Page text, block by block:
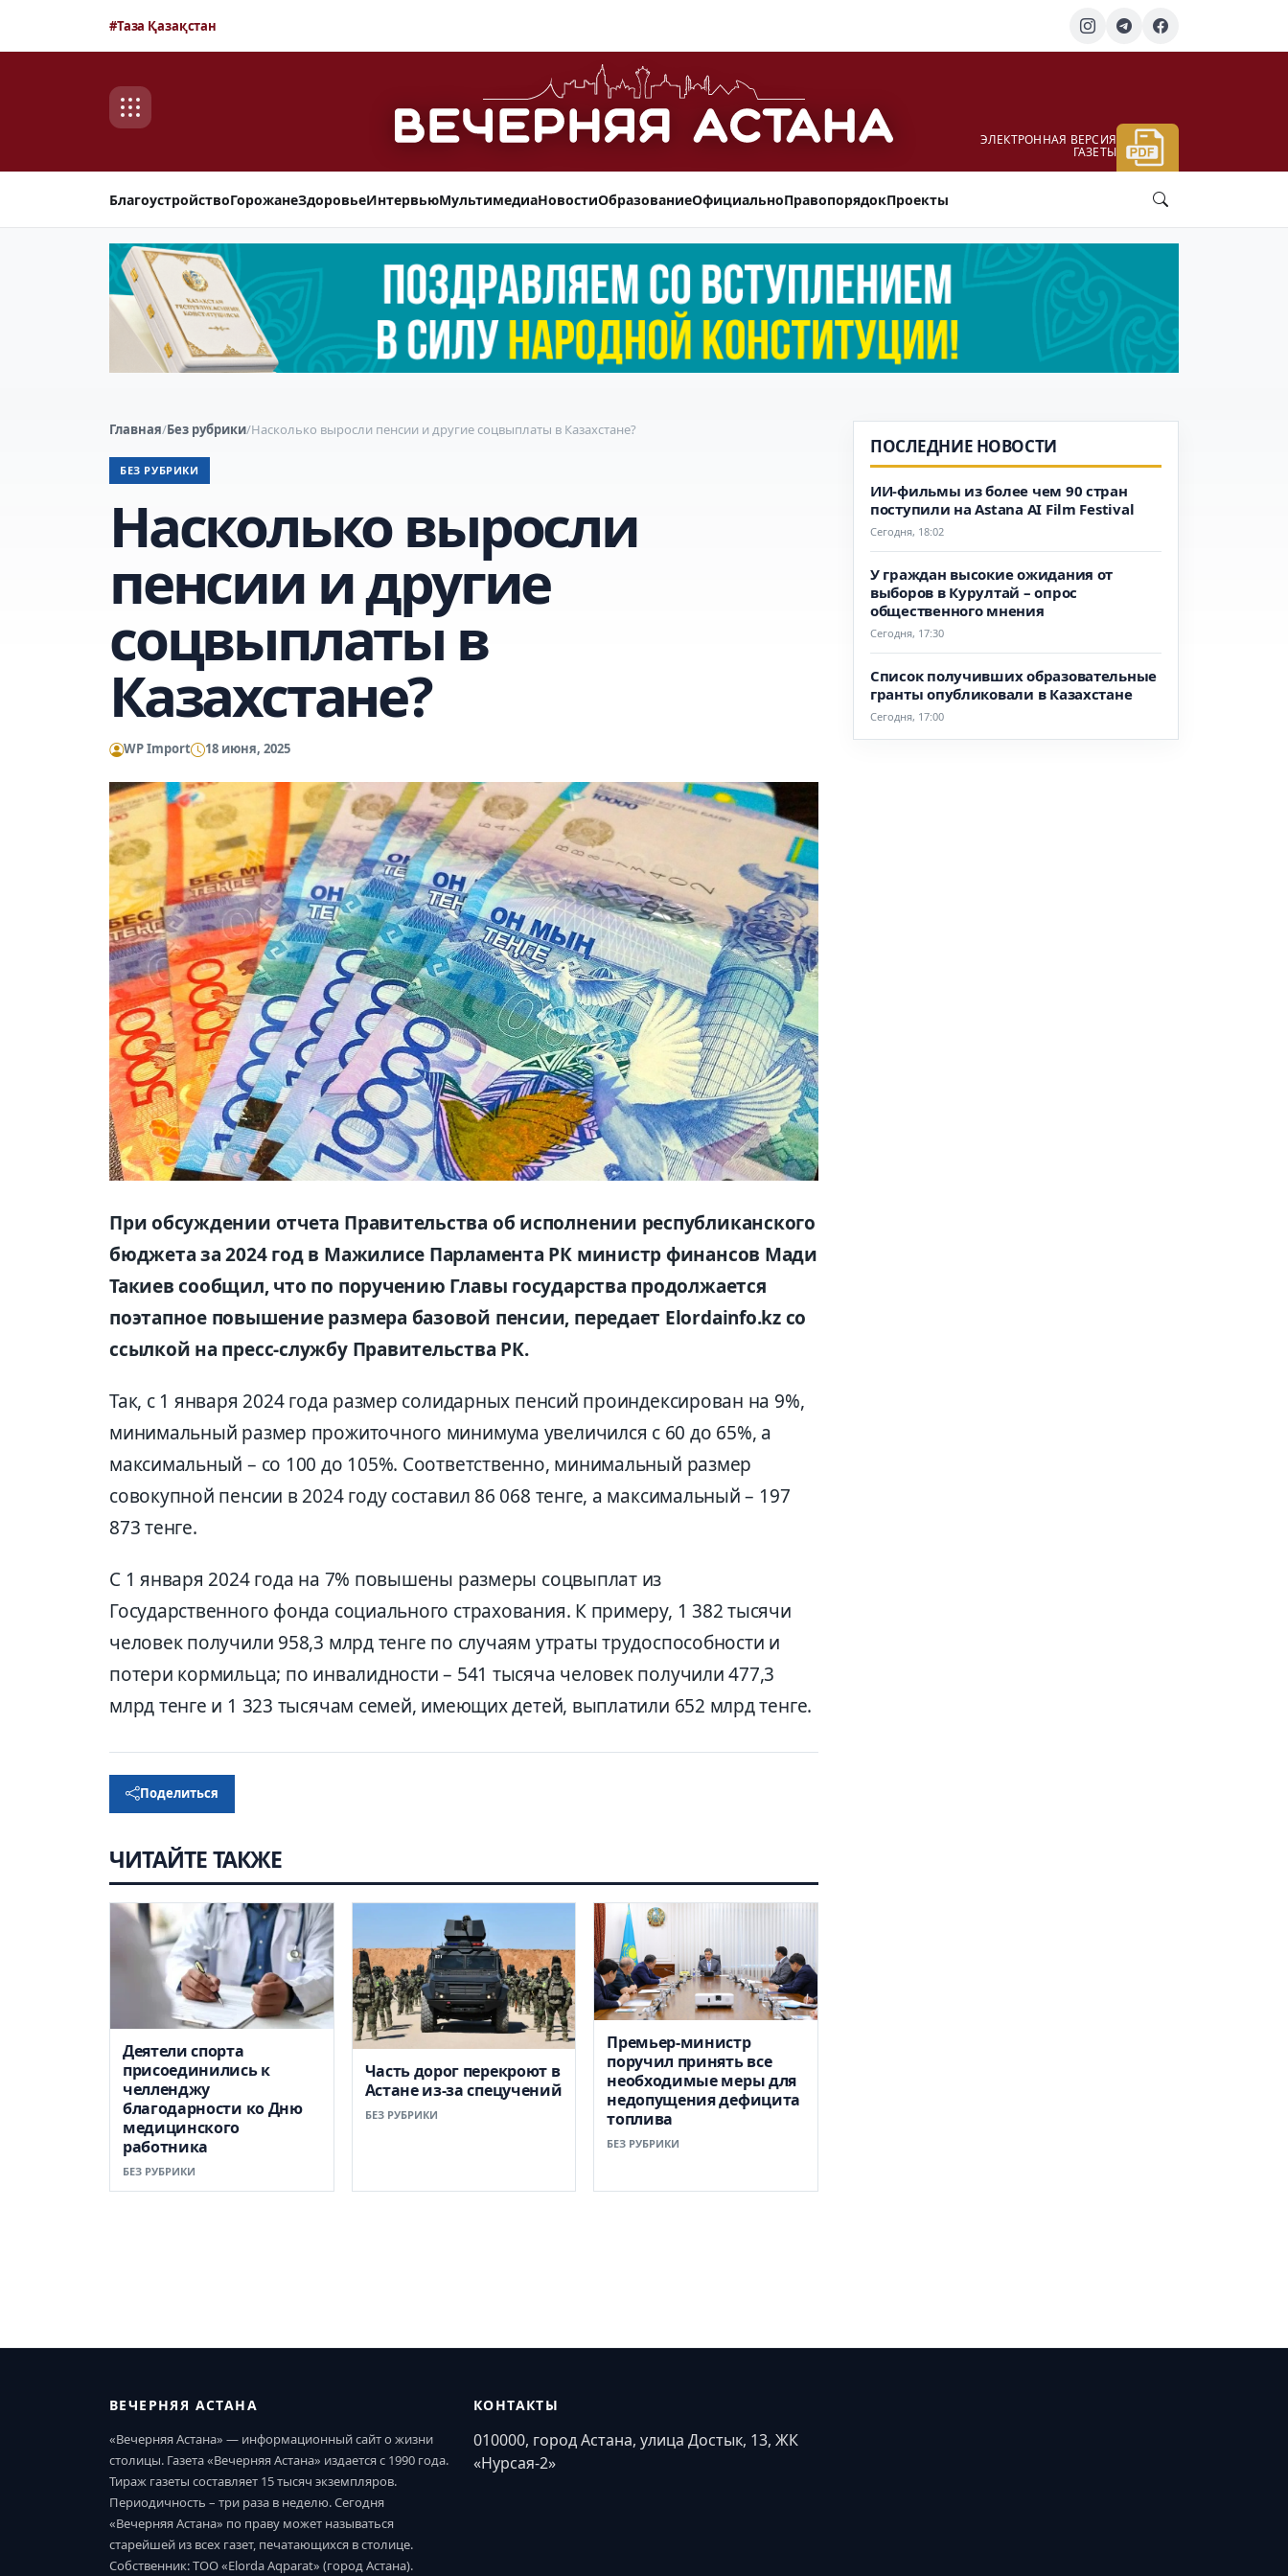
#Таза Қазақстан
ЭЛЕКТРОННАЯ ВЕРСИЯ
ГАЗЕТЫ
БлагоустройствоГорожанеЗдоровьеИнтервьюМультимедиаНовостиОбразованиеОфициальноПравопорядокПроекты
Главная/Без рубрики/Насколько выросли пенсии и другие соцвыплаты в Казахстане?
БЕЗ РУБРИКИ
Насколько выросли
пенсии и другие
соцвыплаты в
Казахстане?
WP Import 18 июня, 2025
При обсуждении отчета Правительства об исполнении республиканского
бюджета за 2024 год в Мажилисе Парламента РК министр финансов Мади
Такиев сообщил, что по поручению Главы государства продолжается
поэтапное повышение размера базовой пенсии, передает Elordainfo.kz со
ссылкой на пресс-службу Правительства РК.
Так, с 1 января 2024 года размер солидарных пенсий проиндексирован на 9%,
минимальный размер прожиточного минимума увеличился с 60 до 65%, а
максимальный – со 100 до 105%. Соответственно, минимальный размер
совокупной пенсии в 2024 году составил 86 068 тенге, а максимальный – 197
873 тенге.
С 1 января 2024 года на 7% повышены размеры соцвыплат из
Государственного фонда социального страхования. К примеру, 1 382 тысячи
человек получили 958,3 млрд тенге по случаям утраты трудоспособности и
потери кормильца; по инвалидности – 541 тысяча человек получили 477,3
млрд тенге и 1 323 тысячам семей, имеющих детей, выплатили 652 млрд тенге.
Поделиться
ЧИТАЙТЕ ТАКЖЕ
Деятели спорта
присоединились к
челленджу
благодарности ко Дню
медицинского
работника
БЕЗ РУБРИКИ
Часть дорог перекроют в
Астане из-за спецучений
БЕЗ РУБРИКИ
Премьер-министр
поручил принять все
необходимые меры для
недопущения дефицита
топлива
БЕЗ РУБРИКИ
ПОСЛЕДНИЕ НОВОСТИ
ИИ-фильмы из более чем 90 стран
поступили на Astana AI Film Festival
Сегодня, 18:02
У граждан высокие ожидания от
выборов в Курултай – опрос
общественного мнения
Сегодня, 17:30
Список получивших образовательные
гранты опубликовали в Казахстане
Сегодня, 17:00
ВЕЧЕРНЯЯ АСТАНА
«Вечерняя Астана» — информационный сайт о жизни
столицы. Газета «Вечерняя Астана» издается с 1990 года.
Тираж газеты составляет 15 тысяч экземпляров.
Периодичность – три раза в неделю. Сегодня
«Вечерняя Астана» по праву может называться
старейшей из всех газет, печатающихся в столице.
Собственник: ТОО «Elorda Aqparat» (город Астана).
КОНТАКТЫ
010000, город Астана, улица Достык, 13, ЖК
«Нурсая-2»